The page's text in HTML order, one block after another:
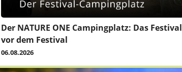
Der NATURE ONE Campingplatz: Das Festival
vor dem Festival
06.08.2026